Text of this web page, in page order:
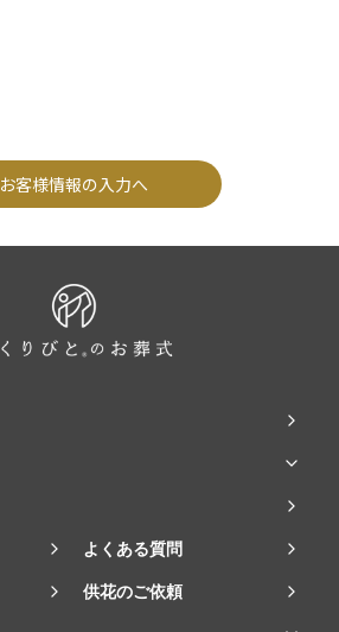
お客様情報の入力へ
よくある質問
供花のご依頼